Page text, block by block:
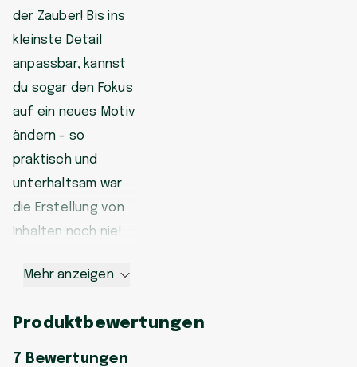
der Zauber! Bis ins
kleinste Detail
anpassbar, kannst
du sogar den Fokus
auf ein neues Motiv
ändern - so
praktisch und
unterhaltsam war
die Erstellung von
Inhalten noch nie!
Mehr anzeigen
Produktbewertungen
7 Bewertungen